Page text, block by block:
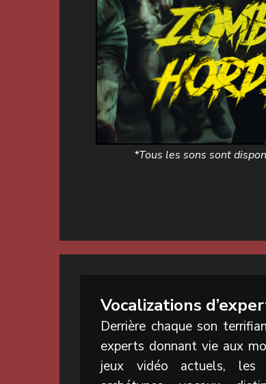
*Tous les sons sont
Vocalizations
Derrière chaque son
experts donnant vie aux
jeux vidéo actuels, les